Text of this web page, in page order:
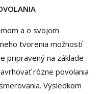
a o svojom
tvorenia možností
pripravený na základe
rôzne povolania
Výsledkom